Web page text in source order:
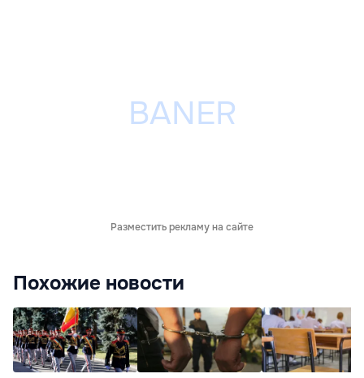
Разместить рекламу на сайте
Похожие новости